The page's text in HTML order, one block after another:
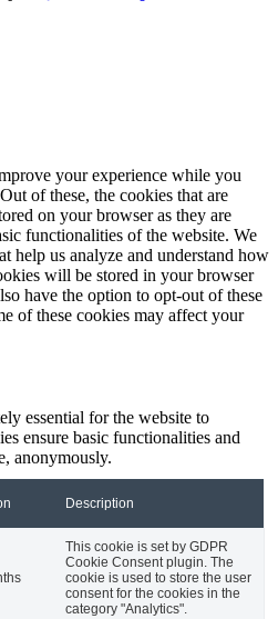
your experience while you
of these, the cookies that are
on your browser as they are
functionalities of the website. We
help us analyze and understand how
will be stored in your browser
have the option to opt-out of these
of these cookies may affect your
essential for the website to
ensure basic functionalities and
anonymously.
Description
This cookie is set by GDPR
Cookie Consent plugin. The
cookie is used to store the user
consent for the cookies in the
category "Analytics".